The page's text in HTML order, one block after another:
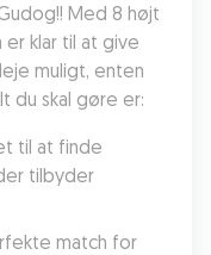
Med 8 højt
klar til at give
muligt, enten
du skal gøre er:
til at finde
tilbyder
match for